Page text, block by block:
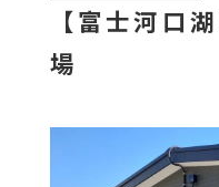
【富士河口
場